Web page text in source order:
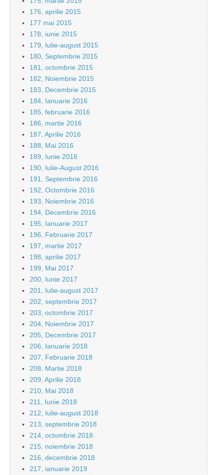
176, aprilie 2015
177 mai 2015
178, iunie 2015
179, Iulie-august 2015
180, Septembrie 2015
181, octombrie 2015
182, Noiembrie 2015
183, Decembrie 2015
184, Ianuarie 2016
185, februarie 2016
186, martie 2016
187, Aprilie 2016
188, Mai 2016
189, Iunie 2016
190, Iulie-August 2016
191, Septembrie 2016
192, Octombrie 2016
193, Noiembrie 2016
194, Decembrie 2016
195, Ianuarie 2017
196, Februarie 2017
197, martie 2017
198, aprilie 2017
199, Mai 2017
200, Iunie 2017
201, Iulie-august 2017
202, septembrie 2017
203, octombrie 2017
204, Noiembrie 2017
205, Decembrie 2017
206, Ianuarie 2018
207, Februarie 2018
208, Martie 2018
209, Aprilie 2018
210, Mai 2018
211, Iunie 2018
212, Iulie-august 2018
213, septembrie 2018
214, octombrie 2018
215, noiembrie 2018
216, decembrie 2018
217, ianuarie 2019